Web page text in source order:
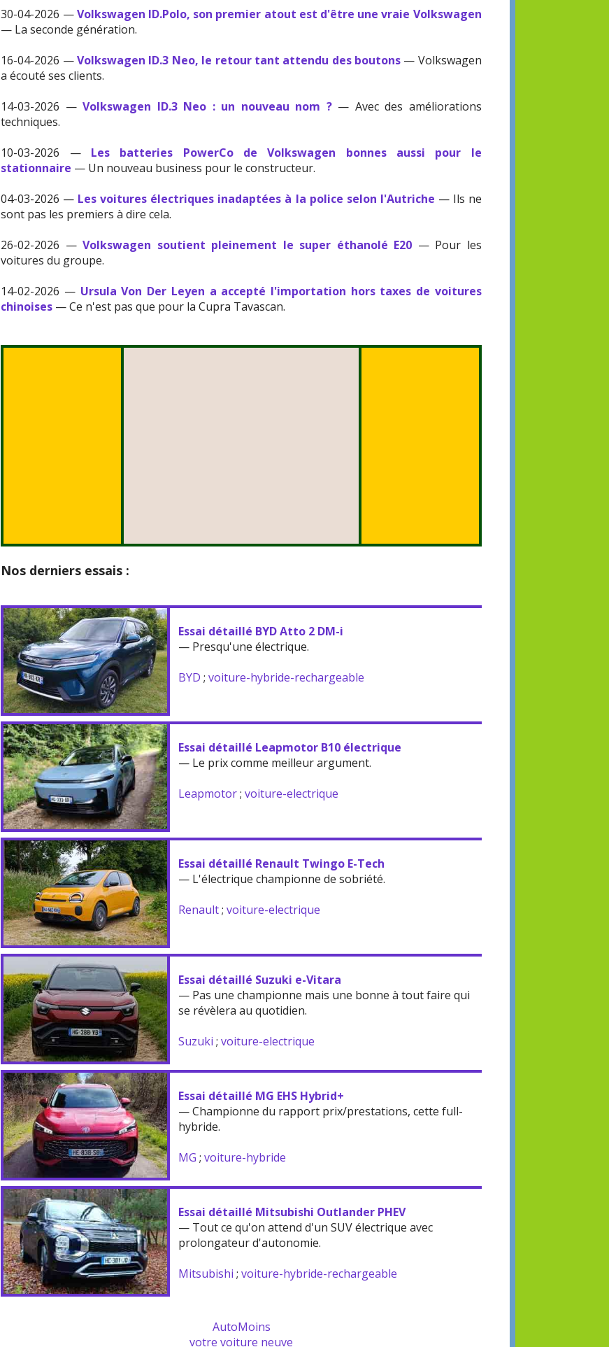
30-04-2026 —Volkswagen ID.Polo, son premier atout est d'être une vraie Volkswagen
— La seconde génération.
16-04-2026 —Volkswagen ID.3 Neo, le retour tant attendu des boutons— Volkswagen
a écouté ses clients.
14-03-2026 —Volkswagen ID.3 Neo : un nouveau nom ?— Avec des améliorations
techniques.
10-03-2026 — Les batteries PowerCo de Volkswagen bonnes aussi pour le
stationnaire — Un nouveau business pour le constructeur.
04-03-2026 — Les voitures électriques inadaptées à la police selon l'Autriche — Ils ne
sont pas les premiers à dire cela.
26-02-2026 —Volkswagen soutient pleinement le super éthanolé E20 — Pour les
voitures du groupe.
14-02-2026 — Ursula Von Der Leyen a accepté l'importation hors taxes de voitures
chinoises — Ce n'est pas que pour la Cupra Tavascan.
Nos derniers essais :
Essai détaillé BYD Atto 2 DM-i
— Presqu'une électrique.
BYD ;voiture-hybride-rechargeable
Essai détaillé Leapmotor B10 électrique
— Le prix comme meilleur argument.
Leapmotor;voiture-electrique
Essai détaillé Renault Twingo E-Tech
— L'électrique championne de sobriété.
Renault;voiture-electrique
Essai détaillé Suzuki e-Vitara
— Pas une championne mais une bonne à tout faire qui
se révèlera au quotidien.
Suzuki ;voiture-electrique
Essai détaillé MG EHS Hybrid+
— Championne du rapport prix/prestations, cette full-
hybride.
MG ;voiture-hybride
Essai détaillé Mitsubishi Outlander PHEV
— Tout ce qu'on attend d'un SUV électrique avec
prolongateur d'autonomie.
Mitsubishi ;voiture-hybride-rechargeable
AutoMoins
votre voiture neuve